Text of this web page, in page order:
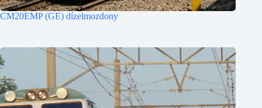
CM20EMP (GE) dízelmozdony